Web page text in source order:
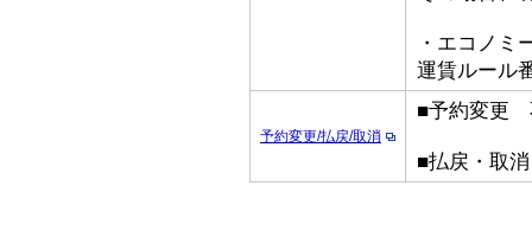
・エコノミ
運賃ルール
予約変更/払戻/取消
■予約変更
■払戻・取